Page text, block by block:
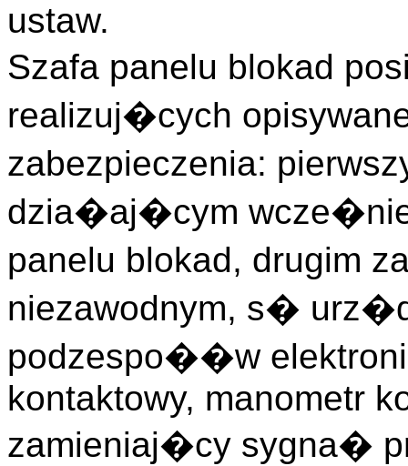
ustaw.
Szafa panelu blokad
realizuj�cych
zabezpieczenia:
dzia�aj�cym
panelu blokad, drugim
niezawodnym, s�
podzespo��w
kontaktowy, manometr
zamieniaj�cy sygna�